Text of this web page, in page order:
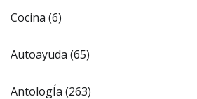
Cocina (6)
Autoayuda (65)
AntologÍa (263)